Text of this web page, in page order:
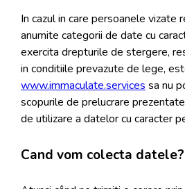
In cazul in care persoanele vizate
anumite categorii de date cu
exercita drepturile de stergere,
in conditiile prevazute de lege,
www.immaculate.services sa nu
scopurile de prelucrare
de utilizare a datelor cu caracter
Cand vom colecta datele?